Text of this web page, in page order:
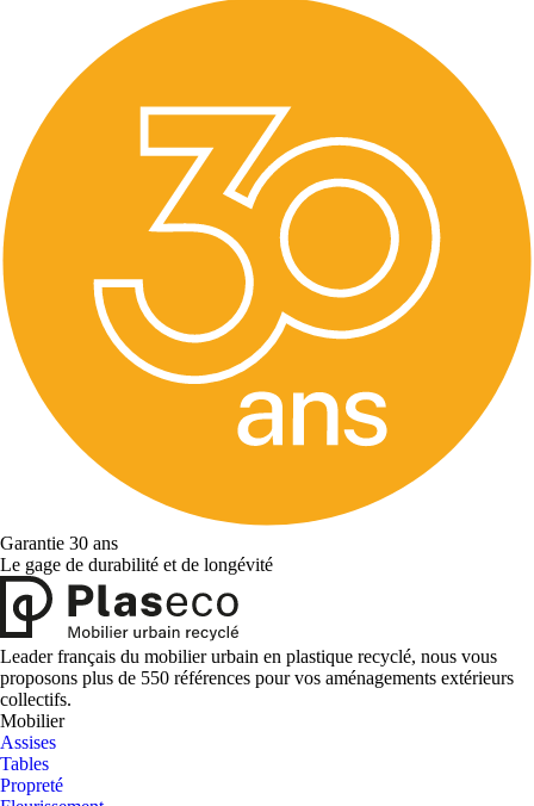
Garantie 30 ans
Le gage de durabilité et de longévité
Leader français du mobilier urbain en plastique recyclé, nous vous
proposons plus de 550 références pour vos aménagements extérieurs
collectifs.
Mobilier
Assises
Tables
Propreté